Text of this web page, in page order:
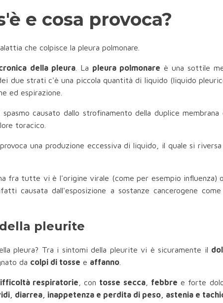
e cosa provoca?
che colpisce la pleura polmonare.
della pleura. La pleura polmonare è una sottile
due strati c'è una piccola quantità di liquido (liquido
ed espirazione.
causato dallo strofinamento della duplice membrana
toracico.
una produzione eccessiva di liquido, il quale si
fra tutte vi è l'origine virale (come per esempio influenza)
causata dall'esposizione a sostanze cancerogene
pleurite
pleura? Tra i sintomi della pleurite vi è sicuramente il
da colpi di tosse e affanno
respiratorie , con tosse secca, febbre e forte
diarrea, inappetenza e perdita di peso, astenia e